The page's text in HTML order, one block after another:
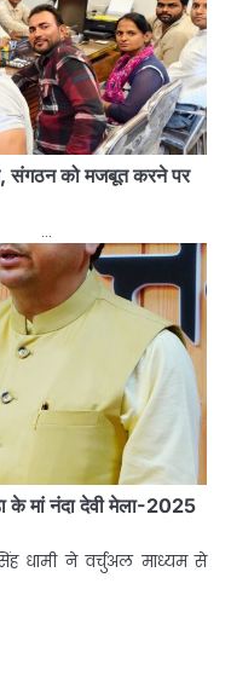
संगठन को मजबूत करने पर
…
के मां नंदा देवी मेला-2025
धामी ने वर्चुअल माध्यम से